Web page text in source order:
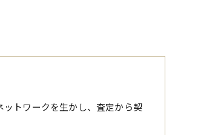
トワークを生かし、査定から契